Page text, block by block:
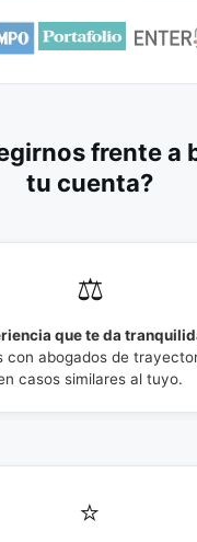
frente a
tu cuenta?
⚖️
que te da
con abogados de
casos similares al tuyo.
⭐